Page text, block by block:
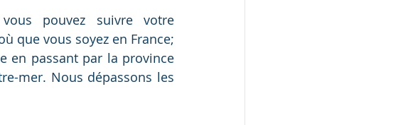
pouvez suivre votre
que vous soyez en France;
en passant par la province
mer. Nous dépassons les